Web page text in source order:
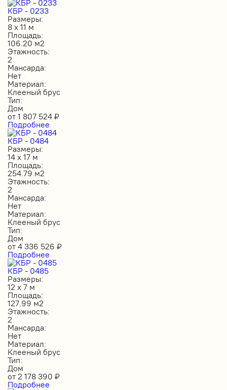
КБР - 0233
Размеры:
8 х 11 м
Площадь:
106.20 м2
Этажность:
2
Мансарда:
Нет
Материал:
Клееный брус
Тип:
Дом
от 1 807 524 ₽
Подробнее
КБР - 0484
Размеры:
14 х 17 м
Площадь:
254.79 м2
Этажность:
2
Мансарда:
Нет
Материал:
Клееный брус
Тип:
Дом
от 4 336 526 ₽
Подробнее
КБР - 0485
Размеры:
12 х 7 м
Площадь:
127.99 м2
Этажность:
2
Мансарда:
Нет
Материал:
Клееный брус
Тип:
Дом
от 2 178 390 ₽
Подробнее